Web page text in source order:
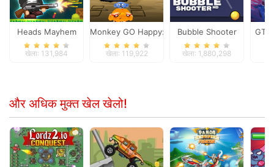
Heads Mayhem
खेला: 131,984
Monkey GO Happy: Stage 4
खेला: 119,922
Bubble Shooter
खेला: 1,880,298
GT
और अधिक मुक्त खेल खेलो!